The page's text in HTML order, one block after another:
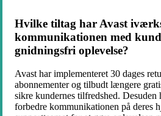
Hvilke tiltag har Avast
kommunikationen med
gnidningsfri oplevelse?
Avast har implementeret 30 dages
abonnementer og tilbudt længere
sikre kundernes tilfredshed. Desuden
forbedre kommunikationen på deres